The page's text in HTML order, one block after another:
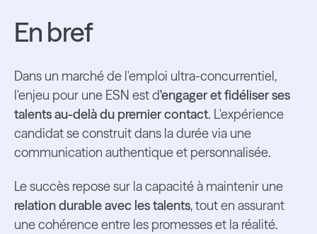
En bref
Dans un marché de l'emploi ultra-concurrentiel,
l'enjeu pour une ESN est d'engager et fidéliser ses
talents au-delà du premier contact. L'expérience
candidat se construit dans la durée via une
communication authentique et personnalisée.
Le succès repose sur la capacité à maintenir une
relation durable avec les talents, tout en assurant
une cohérence entre les promesses et la réalité.